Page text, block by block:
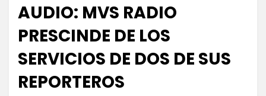
AUDIO: MVS RADIO
PRESCINDE DE LOS
SERVICIOS DE DOS DE SUS
REPORTEROS